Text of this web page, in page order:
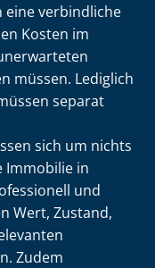
eine verbindliche
Kosten im
müssen. Lediglich
separat
sich um nichts
Immobilie in
und
Wert, Zustand,
Zudem